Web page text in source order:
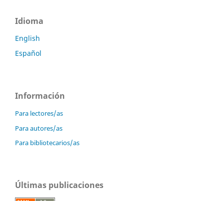
Idioma
English
Español
Información
Para lectores/as
Para autores/as
Para bibliotecarios/as
Últimas publicaciones